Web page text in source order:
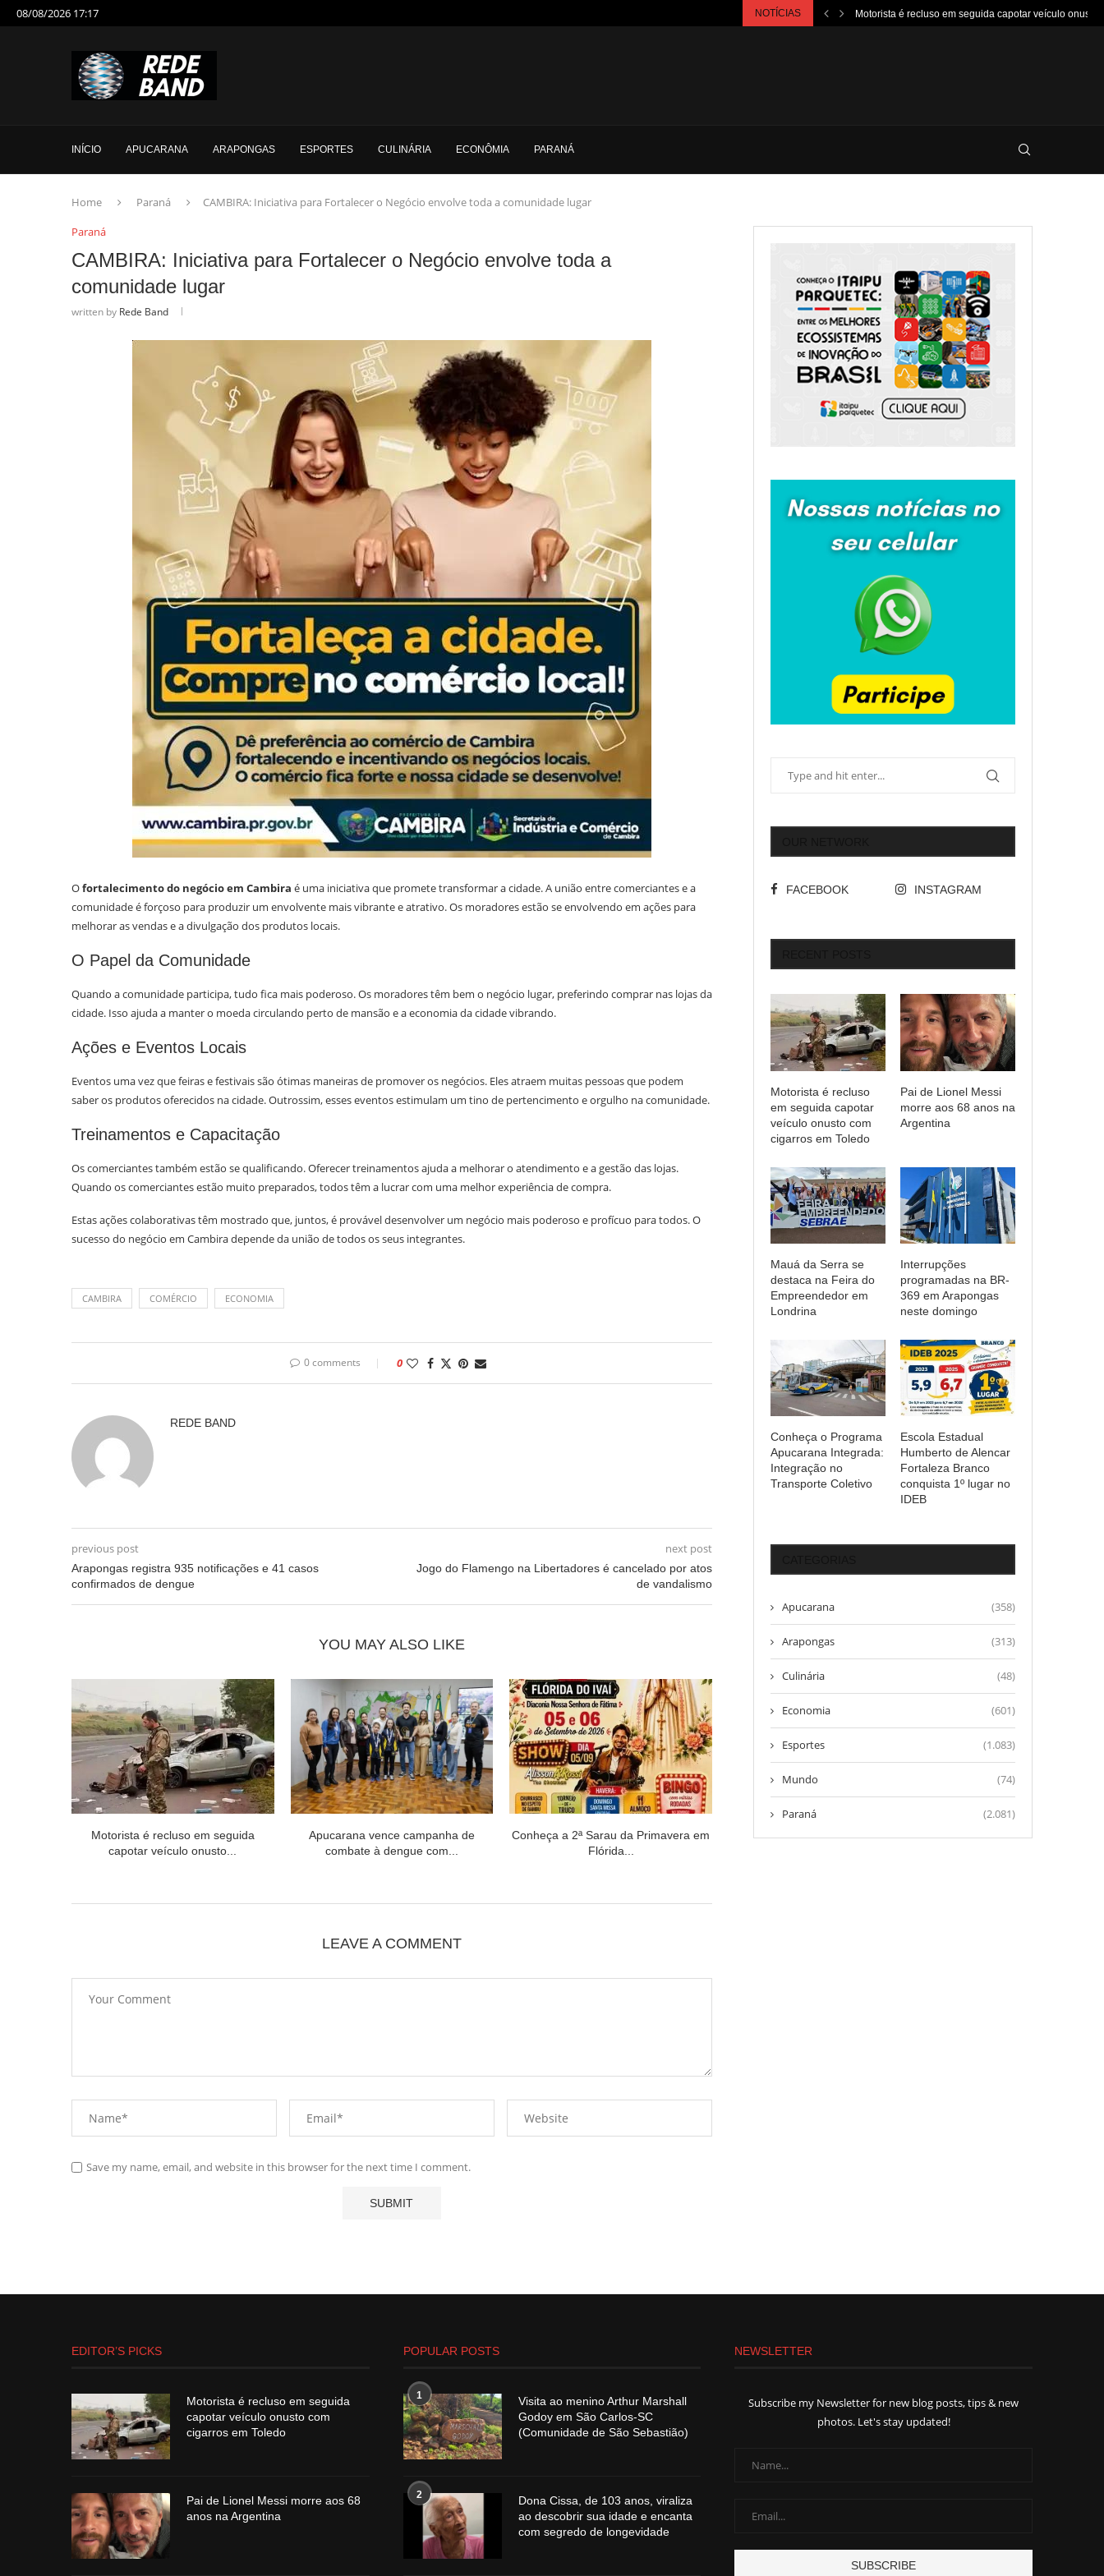
08/08/2026 17:17 NOTÍCIAS Motorista é recluso em seguida capotar veículo
INÍCIO APUCARANA ARAPONGAS ESPORTES CULINÁRIA ECONÔMIA PARANÁ
Home Paraná
CAMBIRA: Iniciativa para Fortalecer o Negócio envolve toda a comunidade lugar
Paraná
CAMBIRA: Iniciativa para Fortalecer o Negócio envolve toda a
comunidade lugar
written by Rede Band
Ofortalecimento do negócio em Cambira é uma iniciativa que promete transformar a cidade. A união entre comerciantes e a
comunidade é forçoso para produzir um envolvente mais vibrante e atrativo. Os moradores estão se envolvendo em ações para
melhorar as vendas e a divulgação dos produtos locais.
O Papel da Comunidade
Quando a comunidade participa, tudo fica mais poderoso. Os moradores têm bem o negócio lugar, preferindo comprar nas lojas da
cidade. Isso ajuda a manter o moeda circulando perto de mansão e a economia da cidade vibrando.
Ações e Eventos Locais
Eventos uma vez que feiras e festivais são ótimas maneiras de promover os negócios. Eles atraem muitas pessoas que podem
saber os produtos oferecidos na cidade. Outrossim, esses eventos estimulam um tino de pertencimento e orgulho na comunidade.
Treinamentos e Capacitação
Os comerciantes também estão se qualificando. Oferecer treinamentos ajuda a melhorar o atendimento e a gestão das lojas.
Quando os comerciantes estão muito preparados, todos têm a lucrar com uma melhor experiência de compra.
Estas ações colaborativas têm mostrado que, juntos, é provável desenvolver um negócio mais poderoso e profícuo para todos. O
sucesso do negócio em Cambira depende da união de todos os seus integrantes.
CAMBIRA COMÉRCIO ECONOMIA
0 comments 0
REDE BAND
previous post
Arapongas registra 935 notificações e 41 casos
confirmados de dengue
next post
Jogo do Flamengo na Libertadores é cancelado por atos
de vandalismo
YOU MAY ALSO LIKE
Motorista é recluso em seguida
capotar veículo onusto...
Apucarana vence campanha de
combate à dengue com...
Conheça a 2ª Sarau da Primavera em
Flórida...
LEAVE A COMMENT
Save my name, email, and website in this browser for the next time I comment.
FACEBOOK INSTAGRAM
Motorista é recluso
em seguida capotar
veículo onusto com
cigarros em Toledo
Pai de Lionel Messi
morre aos 68 anos na
Argentina
Mauá da Serra se
destaca na Feira do
Empreendedor em
Londrina
Interrupções
programadas na BR-
369 em Arapongas
neste domingo
Conheça o Programa
Apucarana Integrada:
Integração no
Transporte Coletivo
Escola Estadual
Humberto de Alencar
Fortaleza Branco
conquista 1º lugar no
IDEB
Apucarana (358)
Arapongas (313)
Culinária (48)
Economia (601)
Esportes (1.083)
Mundo (74)
Paraná (2.081)
EDITOR’S PICKS
Motorista é recluso em seguida
capotar veículo onusto com
cigarros em Toledo
Pai de Lionel Messi morre aos 68
anos na Argentina
POPULAR POSTS
1
Visita ao menino Arthur Marshall
Godoy em São Carlos-SC
(Comunidade de São Sebastião)
2
Dona Cissa, de 103 anos, viraliza
ao descobrir sua idade e encanta
com segredo de longevidade
NEWSLETTER
Subscribe my Newsletter for new blog posts, tips & new
photos. Let's stay updated!